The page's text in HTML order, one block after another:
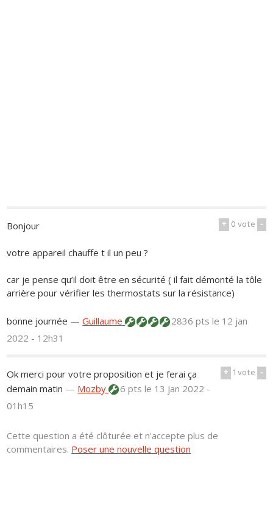
+ 0vote -
Bonjour
votre appareil chauffe t il un peu ?
car je pense qu’il doit être en sécurité ( il fait démonté la tôle
arrière pour vérifier les thermostats sur la résistance)
bonne journée —Guillaume 2836 ptsle 12 jan
2022 - 12h31
+ 1vote -
Ok merci pour votre proposition et je ferai ça
demain matin — Mozby 6 ptsle 13 jan 2022 -
01h15
Cette question a été clôturée et n'accepte plus de
commentaires. Poser une nouvelle question